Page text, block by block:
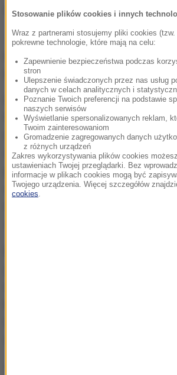
mln euro.
Jeśli w sobotę drużyna trenera
pokona Szwajcarię i awansuje do
premii od UEFA wzrośnie o 2,5 mln
Łącznie Europejska Unia Piłkarska
finansowe przeznaczyła 301 mln
mln euro więcej niż przed
odbyły się w Polsce i na Ukrainie.
puli nagród wiąże się także z
uczestników. Po raz pierwszy w
Stosowanie plików cookies i innych
Wraz z partnerami stosujemy pliki cookies
pokrewne technologie, które mają na celu:
Zapewnienie bezpieczeństwa podczas
stron
Ulepszenie świadczonych przez nas usług
danych w celach analitycznych i
Poznanie Twoich preferencji na podstawie
naszych serwisów
Wyświetlanie spersonalizowanych reklam,
Twoim zainteresowaniom
Gromadzenie zagregowanych danych
z różnych urządzeń
Zakres wykorzystywania plików cookies
ustawieniach Twojej przeglądarki. Bez
informacje w plikach cookies mogą być
Twojego urządzenia. Więcej szczegółów
cookies